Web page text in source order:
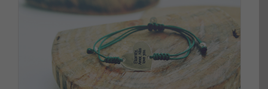
DETALLES